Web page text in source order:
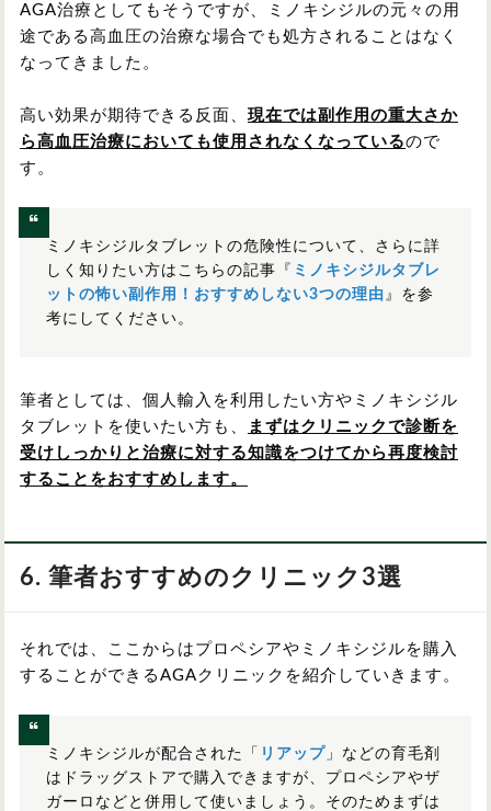
AGA治療としてもそうですが、ミノキシジルの元々の用
途である高血圧の治療な場合でも処方されることはなく
なってきました。
高い効果が期待できる反面、 現在では副作用の重大さか
ら高血圧治療においても使用されなくなっているので
す。
ミノキシジルタブレットの危険性について、さらに詳
しく知りたい方はこちらの記事『 ミノキシジルタブレ
ットの怖い副作用！おすすめしない3つの理由 』を参
考にしてください。
筆者としては、個人輸入を利用したい方やミノキシジル
タブレットを使いたい方も、
まずはクリニック で診断を
受けしっかりと治療に対する知識をつけてから再度検討
することをおすすめします。
6. 筆者おすすめのクリニック3選
それでは、ここからはプロペシアやミノキシジルを購入
することができるAGAクリニックを紹介していきます。
ミノキシジルが配合された「 リアップ 」などの育毛剤
はドラッグストアで購入できますが、プロペシアやザ
ガーロなどと併用して使いましょう。そのためまずは